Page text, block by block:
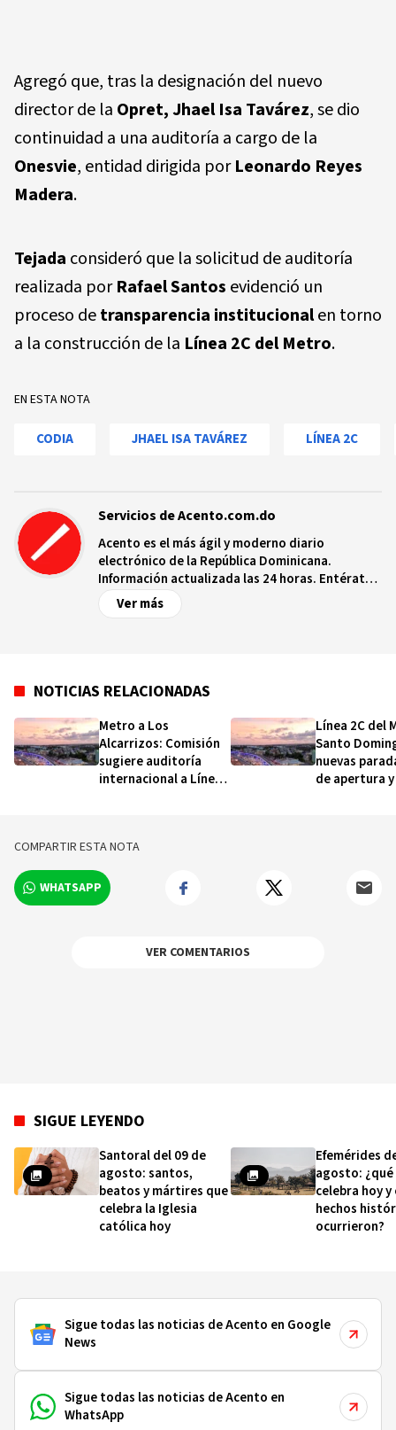
Agregó que, tras la designación del nuevo
director de la Opret, Jhael Isa Tavárez, se dio
continuidad a una auditoría a cargo de la
Onesvie, entidad dirigida porLeonardo Reyes
Madera.
Tejada consideró que la solicitud de auditoría
realizada porRafael Santos evidenció un
proceso detransparencia institucionalen torno
a la construcción de la Línea 2C del Metro.
EN ESTA NOTA
CODIA JHAEL ISA TAVÁREZ LÍNEA 2C
Servicios de Acento.com.do
Acento es el más ágil y moderno diario
electrónico de la República Dominicana.
Información actualizada las 24 horas. Entérate
de las noticias y sucesos más importantes a
nivel nacional e internacional, videos y fotos
Ver más
NOTICIAS RELACIONADAS
Metro a Los
Alcarrizos: Comisión
sugiere auditoría
internacional a Línea
Línea 2C del
Santo
nuevas
de apertura
COMPARTIR ESTA NOTA
WHATSAPP
VER COMENTARIOS
SIGUE LEYENDO
Santoral del 09 de
agosto: santos,
beatos y mártires que
celebra la Iglesia
católica hoy
Efemérides
agosto: ¿qué
celebra hoy y
hechos
ocurrieron?
Sigue todas las noticias de Acento en Google
News
Sigue todas las noticias de Acento en
WhatsApp